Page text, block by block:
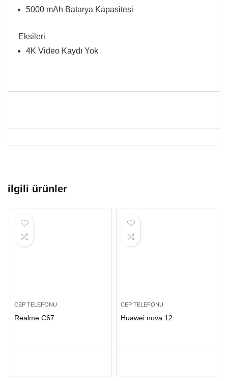
5000 mAh Batarya Kapasitesi
Eksileri
4K Video Kaydı Yok
ilgili ürünler
CEP TELEFONU
Realme C67
CEP TELEFONU
Huawei nova 12